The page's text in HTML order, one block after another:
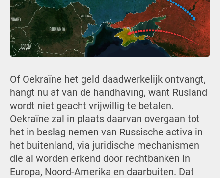
Of Oekraïne het geld daadwerkelijk ontvangt,
hangt nu af van de handhaving, want Rusland
wordt niet geacht vrijwillig te betalen.
Oekraïne zal in plaats daarvan overgaan tot
het in beslag nemen van Russische activa in
het buitenland, via juridische mechanismen
die al worden erkend door rechtbanken in
Europa, Noord-Amerika en daarbuiten. Dat